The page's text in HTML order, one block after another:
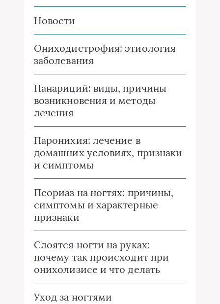
Новости
Ониходистрофия: этиология
заболевания
Панариций: виды, причины
возникновения и методы
лечения
Паронихия: лечение в
домашних условиях, признаки
и симптомы
Псориаз на ногтях: причины,
симптомы и характерные
признаки
Слоятся ногти на руках:
почему так происходит при
онихолизисе и что делать
Уход за ногтями